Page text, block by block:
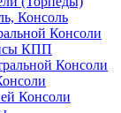
Консоль
Консоли
КПП
Консоли
Консоли